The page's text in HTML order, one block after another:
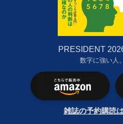
PRESIDENT
数字に強い人
雑誌の予約購読